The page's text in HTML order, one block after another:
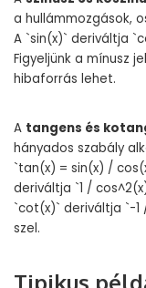
a hullámmozgások,
A `sin(x)` deriváltja
Figyeljünk a mínusz
hibaforrás lehet.
A tangens és
hányados szabály
`tan(x) = sin(x) /
deriváltja `1 /
`cot(x)` deriváltja `-1
szel.
Tipikus